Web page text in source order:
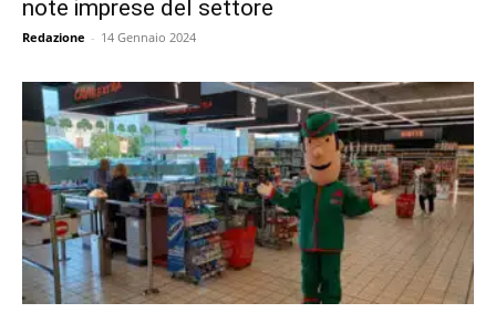
note imprese del settore
Redazione - 14 Gennaio 2024